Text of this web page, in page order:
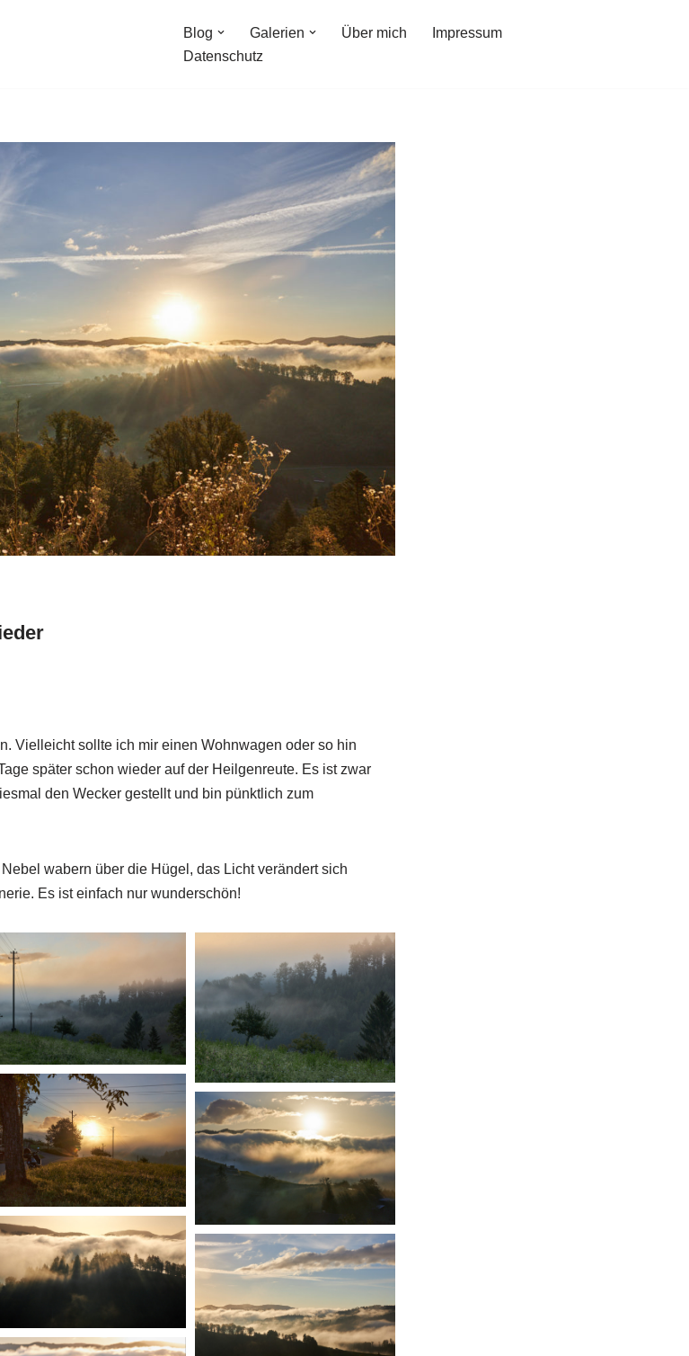
Blog Galerien Über mich
Impressum
Datenschutz
Vielleicht sollte ich mir einen Wohnwagen oder so hin
später schon wieder auf der Heilgenreute. Es ist zwar
den Wecker gestellt und bin pünktlich zum
wabern über die Hügel, das Licht verändert sich
Es ist einfach nur wunderschön!